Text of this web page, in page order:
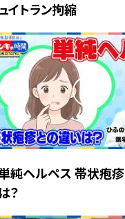
ュイトラン拘縮
純ヘルペス 帯状疱
？